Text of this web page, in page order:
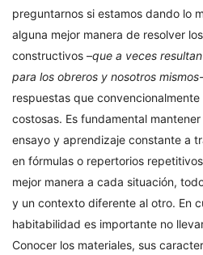
preguntarnos si estamos dando lo
alguna mejor manera de resolver
constructivos –que a veces
para los obreros y nosotros mismos-
respuestas que
costosas. Es fundamental
ensayo y aprendizaje constante a
en fórmulas o repertorios
mejor manera a cada situación,
y un contexto diferente al otro. En
habitabilidad es importante no
Conocer los materiales, sus